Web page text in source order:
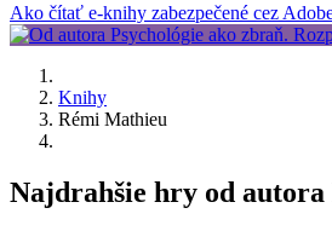
Ako čítať e-knihy zabezpečené cez
Knihy
Rémi Mathieu
Najdrahšie hry od